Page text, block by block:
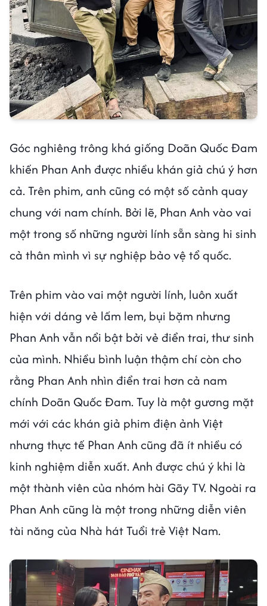
Góc nghiêng trông khá giống Doãn Quốc Đam
khiến Phan Anh được nhiều khán giả chú ý hơn
cả. Trên phim, anh cũng có một số cảnh quay
chung với nam chính. Bởi lẽ, Phan Anh vào vai
một trong số những người lính sẵn sàng hi sinh
cả thân mình vì sự nghiệp bảo vệ tổ quốc.
Trên phim vào vai một người lính, luôn xuất
hiện với dáng vẻ lấm lem, bụi bặm nhưng
Phan Anh vẫn nổi bật bởi vẻ điển trai, thư sinh
của mình. Nhiều bình luận thậm chí còn cho
rằng Phan Anh nhìn điển trai hơn cả nam
chính Doãn Quốc Đam. Tuy là một gương mặt
mới với các khán giả phim điện ảnh Việt
nhưng thực tế Phan Anh cũng đã ít nhiều có
kinh nghiệm diễn xuất. Anh được chú ý khi là
một thành viên của nhóm hài Gãy TV. Ngoài ra
Phan Anh cũng là một trong những diễn viên
tài năng của Nhà hát Tuổi trẻ Việt Nam.